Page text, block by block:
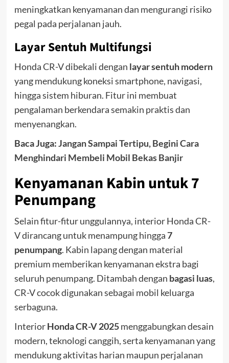
meningkatkan kenyamanan dan mengurangi risiko
pegal pada perjalanan jauh.
Layar Sentuh Multifungsi
Honda CR-V dibekali dengan layar sentuh modern
yang mendukung koneksi smartphone, navigasi,
hingga sistem hiburan. Fitur ini membuat
pengalaman berkendara semakin praktis dan
menyenangkan.
Baca Juga:Jangan Sampai Tertipu, Begini Cara
Menghindari Membeli Mobil Bekas Banjir
Kenyamanan Kabin untuk 7
Penumpang
Selain fitur-fitur unggulannya, interior Honda CR-
V dirancang untuk menampung hingga7
penumpang. Kabin lapang dengan material
premium memberikan kenyamanan ekstra bagi
seluruh penumpang. Ditambah dengan bagasi luas,
CR-V cocok digunakan sebagai mobil keluarga
serbaguna.
InteriorHonda CR-V 2025menggabungkan desain
modern, teknologi canggih, serta kenyamanan yang
mendukung aktivitas harian maupun perjalanan